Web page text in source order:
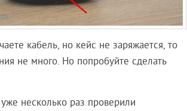
кабель, но кейс не заряжается, то
не много. Но попробуйте сделать
несколько раз проверили